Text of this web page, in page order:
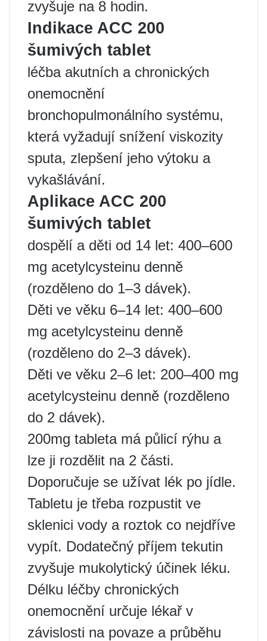
zvyšuje na 8 hodin.
Indikace ACC 200
šumivých tablet
léčba akutních a chronických
onemocnění
bronchopulmonálního systému,
která vyžadují snížení viskozity
sputa, zlepšení jeho výtoku a
vykašlávání.
Aplikace ACC 200
šumivých tablet
dospělí a děti od 14 let: 400–600
mg acetylcysteinu denně
(rozděleno do 1–3 dávek).
Děti ve věku 6–14 let: 400–600
mg acetylcysteinu denně
(rozděleno do 2–3 dávek).
Děti ve věku 2–6 let: 200–400 mg
acetylcysteinu denně (rozděleno
do 2 dávek).
200mg tableta má půlicí rýhu a
lze ji rozdělit na 2 části.
Doporučuje se užívat lék po jídle.
Tabletu je třeba rozpustit ve
sklenici vody a roztok co nejdříve
vypít. Dodatečný příjem tekutin
zvyšuje mukolytický účinek léku.
Délku léčby chronických
onemocnění určuje lékař v
závislosti na povaze a průběhu